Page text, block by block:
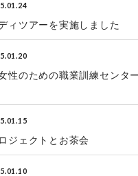
ィツアーを実施しました
性のための職業訓練センタ
ジェクトとお茶会